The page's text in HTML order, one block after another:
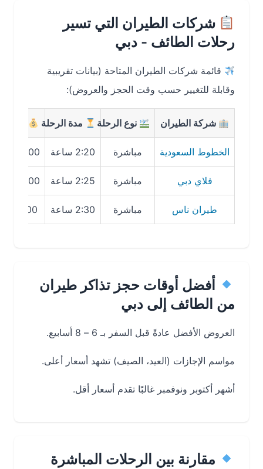
شركات الطيران التي تسير
رحلات الطائف - دبي
قائمة شركات الطيران المتاحة (بيانات تقريبية
وقابلة للتغيير حسب وقت الحجز والعروض):
شركة الطيران نوع الرحلة مدة الرحلة متوسط
الخطوط السعودية مباشرة 2:20 ساعة 900 – 1200 SAR
فلاي دبي مباشرة 2:25 ساعة 800 – 1000 SAR
طيران ناس مباشرة 2:30 ساعة 700 – 950 SAR
أفضل أوقات حجز تذاكر طيران
من الطائف إلى دبي
العروض الأفضل عادةً قبل السفر بـ 6 – 8 أسابيع.
مواسم الإجازات (العيد، الصيف) تشهد أسعار أعلى.
أشهر أكتوبر ونوفمبر غالبًا تقدم أسعار أقل.
مقارنة بين الرحلات المباشرة